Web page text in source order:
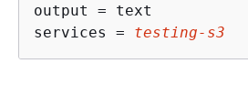
output = text
services = testing-s3